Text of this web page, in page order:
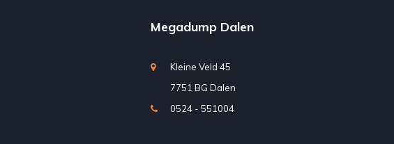
Megadump Dalen
Kleine Veld 45
7751 BG Dalen
0524 - 551004